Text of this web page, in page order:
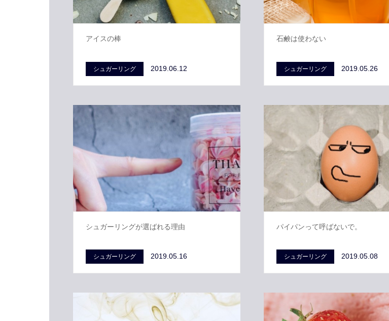
アイスの棒
シュガーリング 2019.06.12
石鹸は使わない
シュガーリング 2019.05.26
シュガーリングが選ばれる理由
シュガーリング 2019.05.16
パイパンって呼ばないで。
シュガーリング 2019.05.08